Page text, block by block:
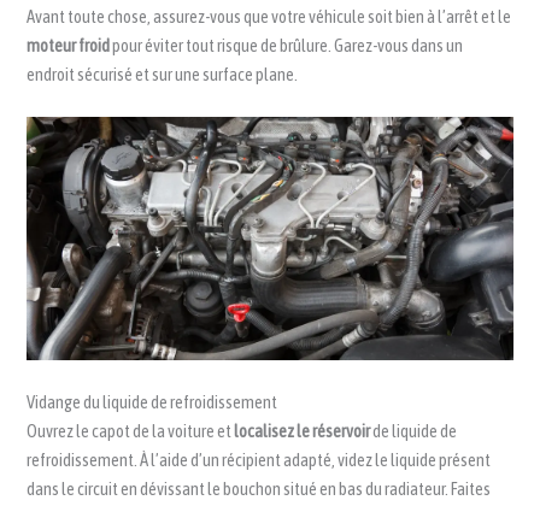
Avant toute chose, assurez-vous que votre véhicule soit bien à l’arrêt et le
moteur froidpour éviter tout risque de brûlure. Garez-vous dans un
endroit sécurisé et sur une surface plane.
Vidange du liquide de refroidissement
Ouvrez le capot de la voiture etlocalisez le réservoirde liquide de
refroidissement. À l’aide d’un récipient adapté, videz le liquide présent
dans le circuit en dévissant le bouchon situé en bas du radiateur. Faites